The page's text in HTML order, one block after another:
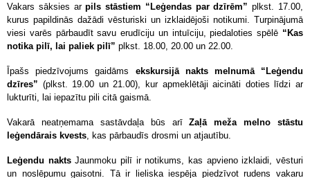
Vakars sāksies arpils stāstiem “Leģendas par dzīrēm” plkst. 17.00,
kurus papildinās dažādi vēsturiski un izklaidējoši notikumi. Turpinājumā
viesi varēs pārbaudīt savu erudīciju un intuīciju, piedaloties spēlē “Kas
notika pilī, lai paliek pilī” plkst. 18.00, 20.00 un 22.00.
Īpašs piedzīvojums gaidāms ekskursijā nakts melnumā “Leģendu
dzīres” (plkst. 19.00 un 21.00), kur apmeklētāji aicināti doties līdzi ar
lukturīti, lai iepazītu pili citā gaismā.
Vakarā neatņemama sastāvdaļa būs arīZaļā meža melno stāstu
leģendārais kvests, kas pārbaudīs drosmi un atjautību.
Leģendu naktsJaunmoku pilī ir notikums, kas apvieno izklaidi, vēsturi
un noslēpumu gaisotni. Tā ir lieliska iespēja piedzīvot rudens vakaru